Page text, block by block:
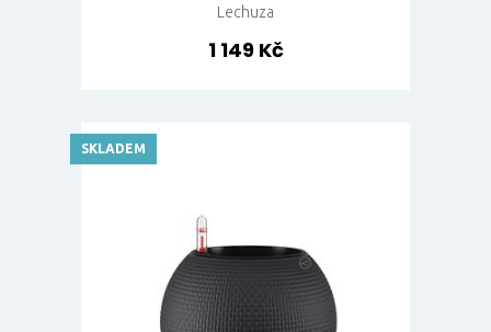
Lechuza
1 149 Kč
SKLADEM